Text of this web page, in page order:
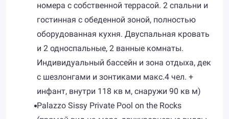
номера с собственной террасой. 2 спальни и
гостинная с обеденной зоной, полностью
оборудованная кухня. Двуспальная кровать
и 2 односпальные, 2 ванные комнаты.
Индивидуальный бассейн и зона отдыха, дек
с шезлонгами и зонтиками макс.4 чел. +
инфант, внутри 118 кв м, снаружи 90 кв м)
Palazzo Sissy Private Pool on the Rocks